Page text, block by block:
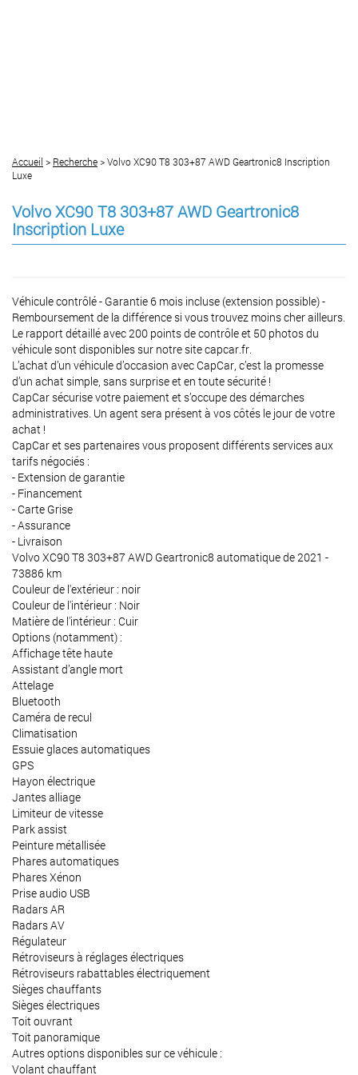
Accueil > Recherche> Volvo XC90 T8 303+87 AWD Geartronic8 Inscription
Luxe
Volvo XC90 T8 303+87 AWD Geartronic8
Inscription Luxe
Véhicule contrôlé - Garantie 6 mois incluse (extension possible) -
Remboursement de la différence si vous trouvez moins cher ailleurs.
Le rapport détaillé avec 200 points de contrôle et 50 photos du
véhicule sont disponibles sur notre site capcar.fr.
L’achat d’un véhicule d’occasion avec CapCar, c’est la promesse
d’un achat simple, sans surprise et en toute sécurité !
CapCar sécurise votre paiement et s’occupe des démarches
administratives. Un agent sera présent à vos côtés le jour de votre
achat !
CapCar et ses partenaires vous proposent différents services aux
tarifs négociés :
- Extension de garantie
- Financement
- Carte Grise
- Assurance
- Livraison
Volvo XC90 T8 303+87 AWD Geartronic8 automatique de 2021 -
73886 km
Couleur de l'extérieur : noir
Couleur de l'intérieur : Noir
Matière de l'intérieur : Cuir
Options (notamment) :
Affichage tête haute
Assistant d’angle mort
Attelage
Bluetooth
Caméra de recul
Climatisation
Essuie glaces automatiques
GPS
Hayon électrique
Jantes alliage
Limiteur de vitesse
Park assist
Peinture métallisée
Phares automatiques
Phares Xénon
Prise audio USB
Radars AR
Radars AV
Régulateur
Rétroviseurs à réglages électriques
Rétroviseurs rabattables électriquement
Sièges chauffants
Sièges électriques
Toit ouvrant
Toit panoramique
Autres options disponibles sur ce véhicule :
Volant chauffant